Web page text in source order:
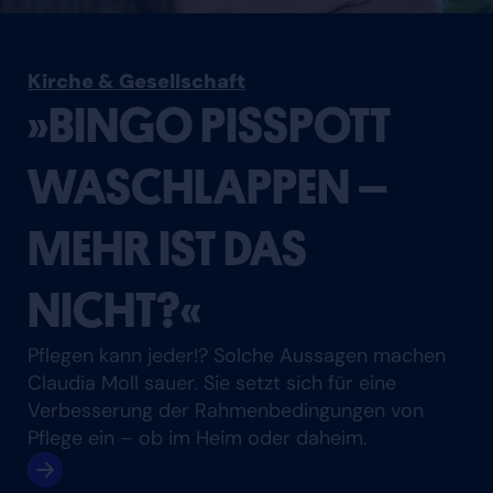
Kirche & Gesellschaft
»BINGO PISSPOTT
WASCHLAPPEN –
MEHR IST DAS
NICHT?«
Pflegen kann jeder!? Solche Aussagen machen
Claudia Moll sauer. Sie setzt sich für eine
Verbesserung der Rahmenbedingungen von
Pflege ein – ob im Heim oder daheim.